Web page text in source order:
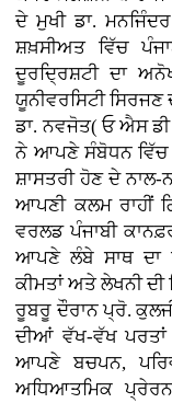
ਦੇ ਮੁਖੀ ਡਾ.
ਸ਼ਖ਼ਸੀਅਤ ਵਿੱਚ
ਦੂਰਦ੍ਰਿਸ਼ਟੀ ਦਾ
ਯੂਨੀਵਰਸਿਟੀ ਸਿਰਜਣ
ਡਾ. ਨਵਜੋਤ( ਓ ਐਸ
ਨੇ ਆਪਣੇ ਸੰਬੋਧਨ ਵਿੱਚ
ਸ਼ਾਸਤਰੀ ਹੋਣ ਦੇ
ਆਪਣੀ ਕਲਮ ਰਾਹੀਂ
ਵਰਲਡ ਪੰਜਾਬੀ
ਆਪਣੇ ਲੰਬੇ ਸਾਥ ਦਾ
ਕੀਮਤਾਂ ਅਤੇ ਲੇਖਨੀ
ਰੂਬਰੂ ਦੌਰਾਨ ਪ੍ਰੋ.
ਦੀਆਂ ਵੱਖ-ਵੱਖ ਪਰਤਾਂ
ਆਪਣੇ ਬਚਪਨ,
ਅਧਿਆਤਮਿਕ